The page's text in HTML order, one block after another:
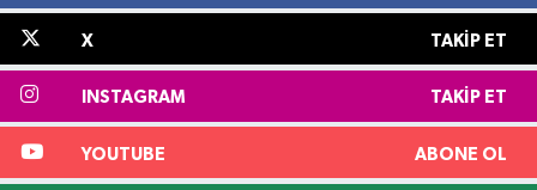
X TAKIP ET
INSTAGRAM TAKIP ET
YOUTUBE ABONE OL